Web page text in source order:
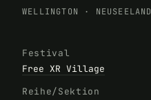
WELLINGTON · NEUSEELAND
Festival
Free XR Village
Reihe/Sektion